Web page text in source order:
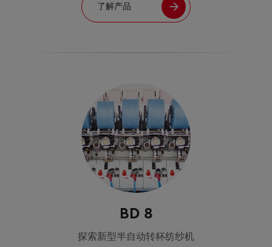
了解产品
BD 8
探索新型半自动转杯纺纱机